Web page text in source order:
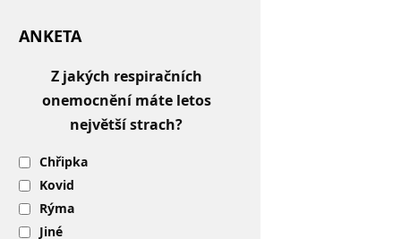
ANKETA
Z jakých respiračních
onemocnění máte letos
největší strach?
Chřipka
Kovid
Rýma
Jiné